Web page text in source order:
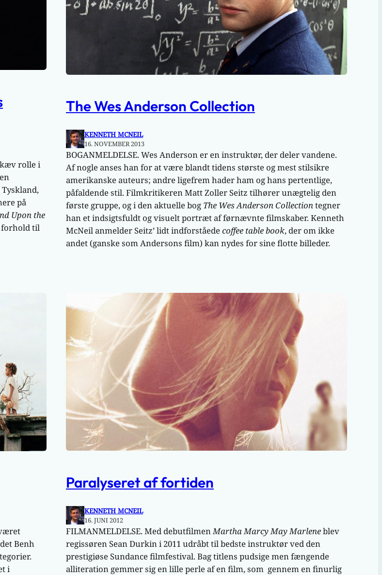
rolle i
på
Upon the
forhold til
The Wes Anderson Collection
KENNETH MCNEIL
16. NOVEMBER 2013
BOGANMELDELSE. Wes Anderson er en instruktør, der deler vandene.
Af nogle anses han for at være blandt tidens største og mest stilsikre
amerikanske auteurs; andre ligefrem hader ham og hans pertentlige,
påfaldende stil. Filmkritikeren Matt Zoller Seitz tilhører unægtelig den
første gruppe, og i den aktuelle bog The Wes Anderson Collectiontegner
han et indsigtsfuldt og visuelt portræt af førnævnte filmskaber. Kenneth
McNeil anmelder Seitz’ lidt indforståede coffee table book, der om ikke
andet (ganske som Andersons film) kan nydes for sine flotte billeder.
Benh
i
Paralyseret af fortiden
KENNETH MCNEIL
16. JUNI 2012
FILMANMELDELSE. Med debutfilmen Martha Marcy May Marleneblev
regissøren Sean Durkin i 2011 udråbt til bedste instruktør ved den
prestigiøse Sundance filmfestival. Bag titlens pudsige men fængende
alliteration gemmer sig en lille perle af en film, som gennem en finurlig